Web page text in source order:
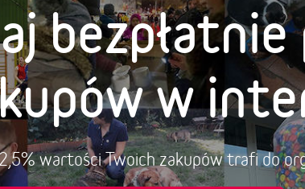
w
wartości Twoich zakupów trafi do